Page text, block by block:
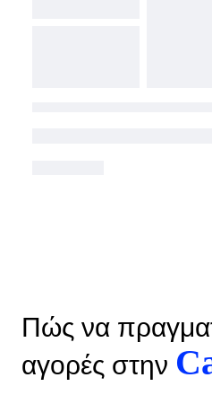
Πώς να
αγορές στην